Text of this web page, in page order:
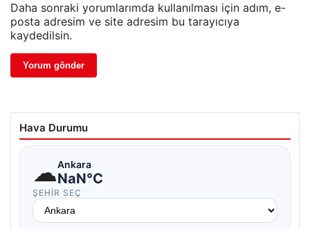
Daha sonraki yorumlarımda kullanılması için adım, e-
posta adresim ve site adresim bu tarayıcıya
kaydedilsin.
Hava Durumu
☁Ankara
NaN°C
ŞEHIR SEÇ